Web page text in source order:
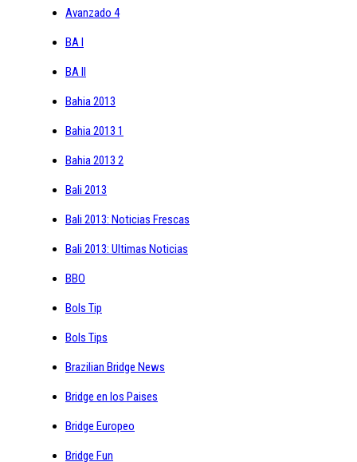
Avanzado 4
BA I
BA II
Bahia 2013
Bahia 2013 1
Bahia 2013 2
Bali 2013
Bali 2013: Noticias Frescas
Bali 2013: Ultimas Noticias
BBO
Bols Tip
Bols Tips
Brazilian Bridge News
Bridge en los Paises
Bridge Europeo
Bridge Fun